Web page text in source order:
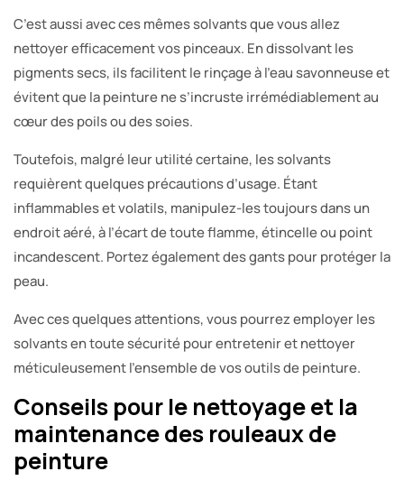
C’est aussi avec ces mêmes solvants que vous allez
nettoyer efficacement vos pinceaux. En dissolvant les
pigments secs, ils facilitent le rinçage à l’eau savonneuse et
évitent que la peinture ne s’incruste irrémédiablement au
cœur des poils ou des soies.
Toutefois, malgré leur utilité certaine, les solvants
requièrent quelques précautions d’usage. Étant
inflammables et volatils, manipulez-les toujours dans un
endroit aéré, à l’écart de toute flamme, étincelle ou point
incandescent. Portez également des gants pour protéger la
peau.
Avec ces quelques attentions, vous pourrez employer les
solvants en toute sécurité pour entretenir et nettoyer
méticuleusement l’ensemble de vos outils de peinture.
Conseils pour le nettoyage et la
maintenance des rouleaux de
peinture